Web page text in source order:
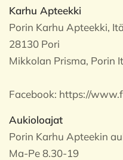
Karhu Apteekki
Porin Karhu Apteekki,
28130 Pori
Mikkolan Prisma, Porin
Facebook: https://
Aukioloajat
Porin Karhu Apteekin
Ma-Pe 8.30-19